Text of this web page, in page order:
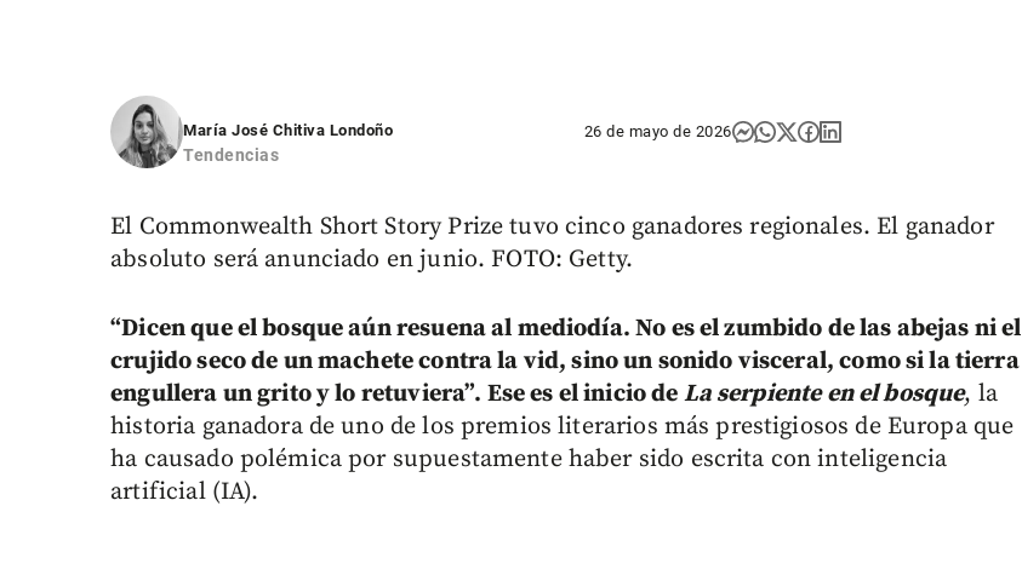
María José Chitiva Londoño
Tendencias
26 de mayo de 2026
El Commonwealth Short Story Prize tuvo cinco ganadores regionales. El ganador
absoluto será anunciado en junio. FOTO: Getty.
“Dicen que el bosque aún resuena al mediodía. No es el zumbido de las abejas ni el
crujido seco de un machete contra la vid, sino un sonido visceral, como si la tierra
engullera un grito y lo retuviera”. Ese es el inicio de La serpiente en el bosque, la
historia ganadora de uno de los premios literarios más prestigiosos de Europa que
ha causado polémica por supuestamente haber sido escrita con inteligencia
artificial (IA).